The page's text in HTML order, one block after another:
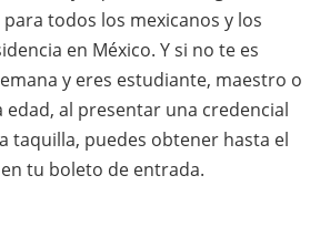
todos los mexicanos y los
en México. Y si no te es
y eres estudiante, maestro o
al presentar una credencial
taquilla, puedes obtener hasta el
tu boleto de entrada.